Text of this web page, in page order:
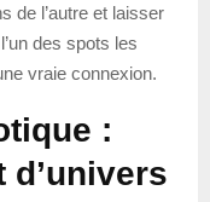
de l’autre et laisser
des spots les
vraie connexion.
:
d’univers